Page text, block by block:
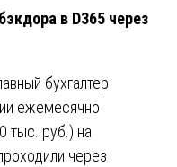
в D365 через
бухгалтер
ежемесячно
тыс. руб.) на
через